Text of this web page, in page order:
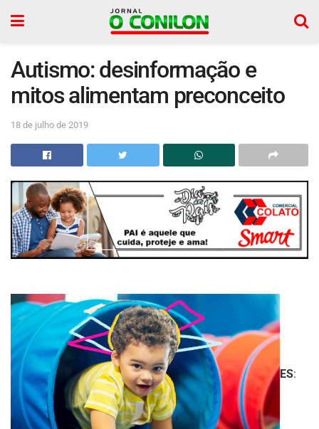
Autismo: desinformação e
mitos alimentam preconceito
18 de julho de 2019
ES: